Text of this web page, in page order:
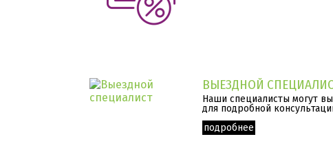
ВЫЕЗДНОЙ
Наши специалисты могут
для подробной
подробнее